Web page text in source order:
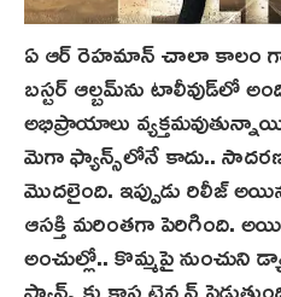
ఏ ఆర్ రెహమాన్ చాలా కాలం
బస్టర్ ఆల్బమ్‌ను టాలీవుడ్‌లో
అభిప్రాయాలు
మెగా ఫ్యాన్స్‌లోనే కాదు..
మొదలైంది. ఇప్పుడు రిలీజ్
ఆసక్తి మరింతగా పెరిగింది.
అంచుల్లో.. కొమ్మపై నుంచుని